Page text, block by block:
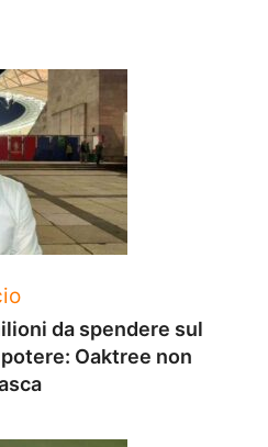
da spendere sul
Oaktree non